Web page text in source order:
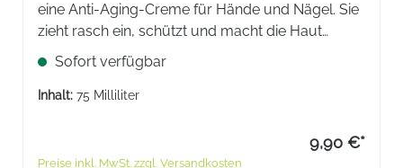
eine ​Anti-Aging-Creme für Hände und Nägel. Sie
zieht rasch ein, schützt und macht die Haut
geschmeidig.
Sofort verfügbar
Inhalt: 75 Milliliter
9,90 €*
Preise inkl. MwSt. zzgl. Versandkosten